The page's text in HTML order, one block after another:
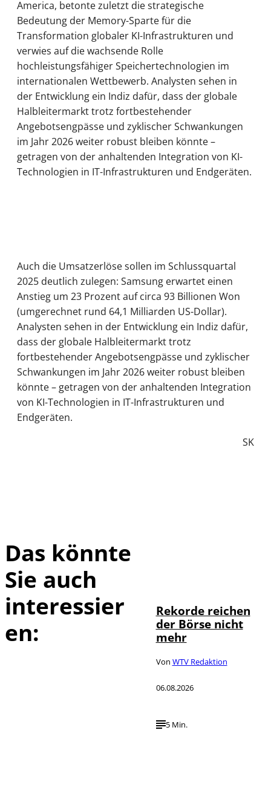
America, betonte zuletzt die strategische
Bedeutung der Memory-Sparte für die
Transformation globaler KI-Infrastrukturen und
verwies auf die wachsende Rolle
hochleistungsfähiger Speichertechnologien im
internationalen Wettbewerb. Analysten sehen in
der Entwicklung ein Indiz dafür, dass der globale
Halbleitermarkt trotz fortbestehender
Angebotsengpässe und zyklischer Schwankungen
im Jahr 2026 weiter robust bleiben könnte –
getragen von der anhaltenden Integration von KI-
Technologien in IT-Infrastrukturen und Endgeräten.
Auch die Umsatzerlöse sollen im Schlussquartal
2025 deutlich zulegen: Samsung erwartet einen
Anstieg um 23 Prozent auf circa 93 Billionen Won
(umgerechnet rund 64,1 Milliarden US-Dollar).
Analysten sehen in der Entwicklung ein Indiz dafür,
dass der globale Halbleitermarkt trotz
fortbestehender Angebotsengpässe und zyklischer
Schwankungen im Jahr 2026 weiter robust bleiben
könnte – getragen von der anhaltenden Integration
von KI-Technologien in IT-Infrastrukturen und
Endgeräten.
SK
Das könnte
Sie auch
interessier
en:
Rekorde reichen
der Börse nicht
mehr
Von WTV Redaktion
06.08.2026
5 Min.